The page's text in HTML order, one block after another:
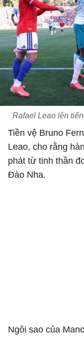
Rafael Leao lên
Tiền vệ Bruno
Leao, cho rằng
phát từ tinh thần
Đào Nha.
Ngôi sao của